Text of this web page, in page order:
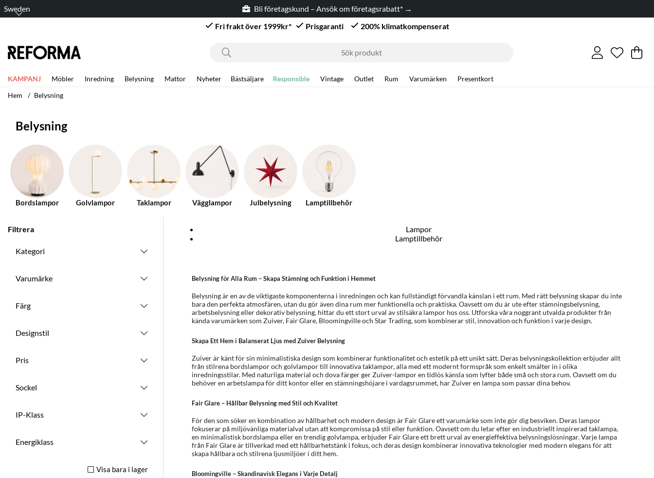
Sweden
Bli företagskund – Ansök om företagsrabatt* →
Fri frakt över 1999kr*
Prisgaranti 200% klimatkompenserat
Antal i
. .
KAMPANJ Möbler Inredning Belysning Mattor Nyheter Bästsäljare Responsible Vintage Outlet Rum Varumärken
Presentkort
Hem
Belysning
Belysning
Bordslampor Golvlampor Taklampor Vägglampor Julbelysning Lamptillbehör
Filtrera
Kategori
Varumärke
Färg
Designstil
Pris
Sockel
IP-Klass
Energiklass
Visa bara i lager
Lampor
Lamptillbehör
Belysning för Alla Rum – Skapa Stämning och Funktion i Hemmet
Belysning är en av de viktigaste komponenterna i inredningen och kan fullständigt förvandla känslan i ett rum. Med rätt belysning skapar du inte
bara den perfekta atmosfären, utan du gör även dina rum mer funktionella och praktiska. Oavsett om du är ute efter stämningsbelysning,
arbetsbelysning eller dekorativ belysning, hittar du ett stort urval av stilsäkra lampor hos oss. Utforska våra noggrant utvalda produkter från
kända varumärken som Zuiver, Fair Glare, Bloomingville och Star Trading, som kombinerar stil, innovation och funktion i varje design.
Skapa Ett Hem i Balanserat Ljus med Zuiver Belysning
Zuiver är känt för sin minimalistiska design som kombinerar funktionalitet och estetik på ett unikt sätt. Deras belysningskollektion erbjuder allt
från stilrena bordslampor och golvlampor till innovativa taklampor, alla med ett modernt formspråk som enkelt smälter in i olika
inredningsstilar. Med naturliga material och dova färger ger Zuiver-lampor en tidlös känsla som lyfter både små och stora rum. Oavsett om du
behöver en arbetslampa för ditt kontor eller en stämningshöjare i vardagsrummet, har Zuiver en lampa som passar dina behov.
Fair Glare – Hållbar Belysning med Stil och Kvalitet
För den som söker en kombination av hållbarhet och modern design är Fair Glare ett varumärke som inte gör dig besviken. Deras lampor
fokuserar på miljövänliga materialval utan att kompromissa på stil eller funktion. Oavsett om du letar efter en industriellt inspirerad taklampa,
en minimalistisk bordslampa eller en trendig golvlampa, erbjuder Fair Glare ett brett urval av energieffektiva belysningslösningar. Varje lampa
från Fair Glare är tillverkad med ett hållbarhetstänk i fokus, och deras design kombinerar innovativa teknologier med modern elegans för att
skapa hållbara och stilrena ljusmiljöer i ditt hem.
Bloomingville – Skandinavisk Elegans i Varje Detalj